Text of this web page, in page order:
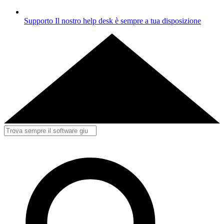
Supporto Il nostro help desk è sempre a tua disposizione